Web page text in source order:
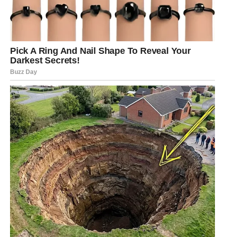
Blizanci će u narednim danima biti okruženi novim
idejama i zanimljivim susretima. Vaša komunikacija biće
ključ uspeha.
Na poslovnom planu može se pojaviti nova saradnja ili
projekat koji će vam doneti inspiraciju.
U ljubavi su moguća iznenađenja. Neko iz prošlosti
mogao bi ponovo ući u vaš život.
Rak
Rakovi će u narednim danima biti posebno emotivni.
Mnogi će razmišljati o prošlosti i o odnosima koji su im
mnogo značili.
Na poslovnom planu moguće su promene koje će